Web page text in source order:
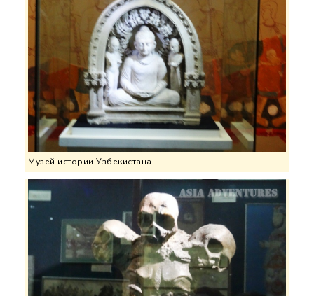
Музей истории Узбекистана